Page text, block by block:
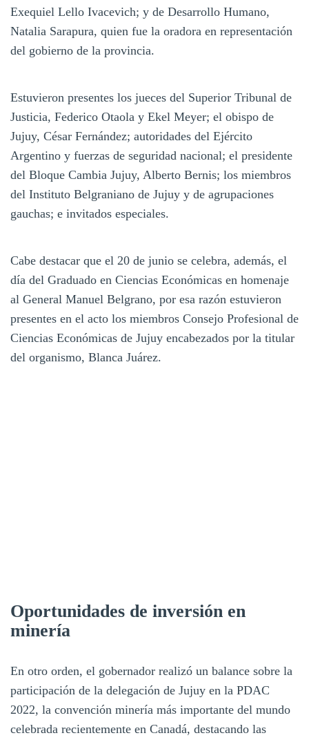
Exequiel Lello Ivacevich; y de Desarrollo Humano,
Natalia Sarapura, quien fue la oradora en representación
del gobierno de la provincia.
Estuvieron presentes los jueces del Superior Tribunal de
Justicia, Federico Otaola y Ekel Meyer; el obispo de
Jujuy, César Fernández; autoridades del Ejército
Argentino y fuerzas de seguridad nacional; el presidente
del Bloque Cambia Jujuy, Alberto Bernis; los miembros
del Instituto Belgraniano de Jujuy y de agrupaciones
gauchas; e invitados especiales.
Cabe destacar que el 20 de junio se celebra, además, el
día del Graduado en Ciencias Económicas en homenaje
al General Manuel Belgrano, por esa razón estuvieron
presentes en el acto los miembros Consejo Profesional de
Ciencias Económicas de Jujuy encabezados por la titular
del organismo, Blanca Juárez.
Oportunidades de inversión en
minería
En otro orden, el gobernador realizó un balance sobre la
participación de la delegación de Jujuy en la PDAC
2022, la convención minería más importante del mundo
celebrada recientemente en Canadá, destacando las